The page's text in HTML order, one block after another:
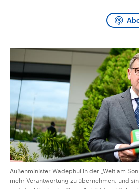
Außenminister Wadephul in der „Welt am
mehr Verantwortung zu übernehmen, und